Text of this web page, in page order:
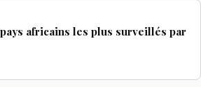
africains les plus surveillés par